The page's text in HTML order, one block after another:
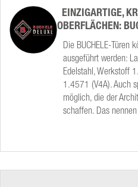
EINZIGARTIGE,
OBERFLÄCHEN:
Die BUCHELE-Türen
ausgeführt werden:
Edelstahl, Werkstoff
1.4571 (V4A). Auch
möglich, die der
schaffen. Das